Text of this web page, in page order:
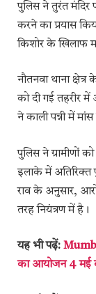
पुलिस ने तुरंत मंदिर
करने का प्रयास
किशोर के खिलाफ
नौतनवा थाना
को दी गई तहरीर
ने काली पन्नी में
पुलिस ने ग्रामीणों
इलाके में अतिरिक्त
राव के अनुसार,
तरह नियंत्रण में है।
यह भी पढ़ें:
का आयोजन 4 मई